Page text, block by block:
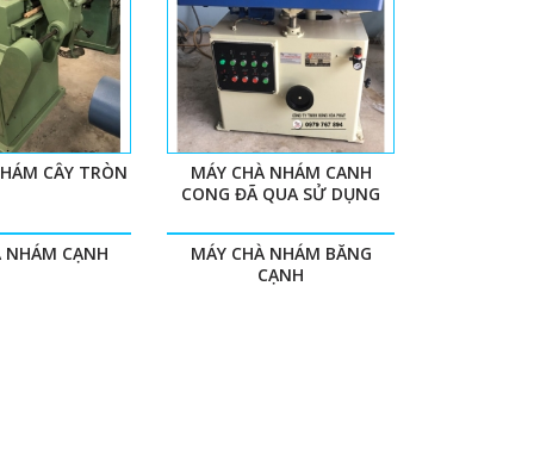
CÂY TRÒN
MÁY CHÀ NHÁM CANH
CONG ĐÃ QUA SỬ DỤNG
NHÁM CẠNH
MÁY CHÀ NHÁM BĂNG
CẠNH